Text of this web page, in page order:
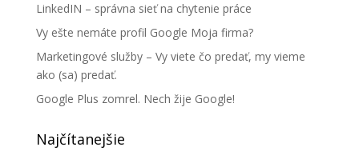
LinkedIN – správna sieť na chytenie práce
Vy ešte nemáte profil Google Moja firma?
Marketingové služby – Vy viete čo predať, my vieme
ako (sa) predať.
Google Plus zomrel. Nech žije Google!
Najčítanejšie